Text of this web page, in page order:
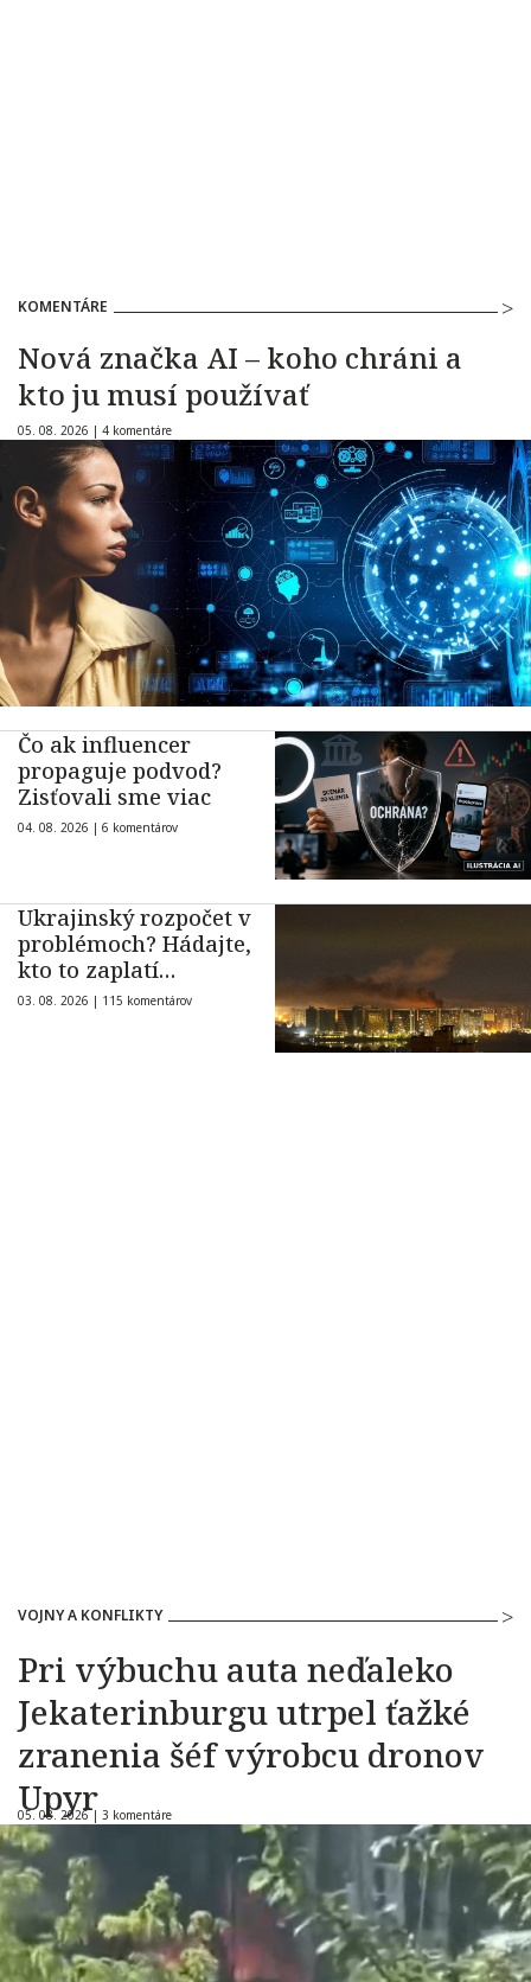
KOMENTÁRE
Nová značka AI – koho chráni a
kto ju musí používať
05. 08. 2026 | 4 komentáre
Čo ak influencer
propaguje podvod?
Zisťovali sme viac
04. 08. 2026 | 6 komentárov
Ukrajinský rozpočet v
problémoch? Hádajte,
kto to zaplatí…
03. 08. 2026 | 115 komentárov
VOJNY A KONFLIKTY
Pri výbuchu auta neďaleko
Jekaterinburgu utrpel ťažké
zranenia šéf výrobcu dronov
Upyr
05. 08. 2026 | 3 komentáre